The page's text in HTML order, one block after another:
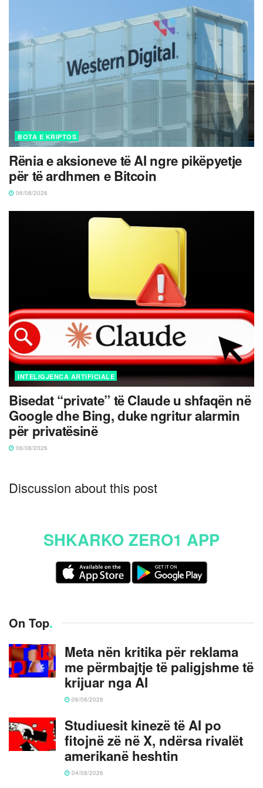
BOTA E KRIPTOS
Rënia e aksioneve të AI ngre pikëpyetje
për të ardhmen e Bitcoin
06/08/2026
INTELIGJENCA ARTIFICIALE
Bisedat “private” të Claude u shfaqën në
Google dhe Bing, duke ngritur alarmin
për privatësinë
06/08/2026
Discussion about this post
SHKARKO ZERO1 APP
On Top.
Meta nën kritika për reklama
me përmbajtje të paligjshme të
krijuar nga AI
06/08/2026
Studiuesit kinezë të AI po
fitojnë zë në X, ndërsa rivalët
amerikanë heshtin
04/08/2026